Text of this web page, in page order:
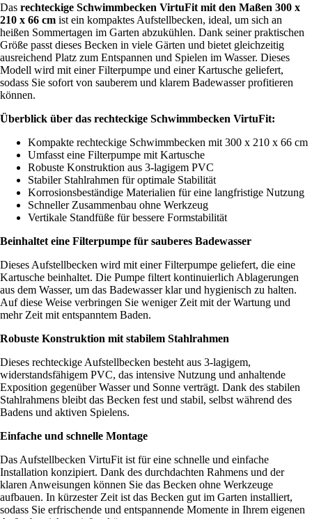
Das rechteckige Schwimmbecken VirtuFit mit den Maßen 300 x
210 x 66 cm ist ein kompaktes Aufstellbecken, ideal, um sich an
heißen Sommertagen im Garten abzukühlen. Dank seiner praktischen
Größe passt dieses Becken in viele Gärten und bietet gleichzeitig
ausreichend Platz zum Entspannen und Spielen im Wasser. Dieses
Modell wird mit einer Filterpumpe und einer Kartusche geliefert,
sodass Sie sofort von sauberem und klarem Badewasser profitieren
können.
Überblick über das rechteckige Schwimmbecken VirtuFit:
Kompakte rechteckige Schwimmbecken mit 300 x 210 x 66 cm
Umfasst eine Filterpumpe mit Kartusche
Robuste Konstruktion aus 3-lagigem PVC
Stabiler Stahlrahmen für optimale Stabilität
Korrosionsbeständige Materialien für eine langfristige Nutzung
Schneller Zusammenbau ohne Werkzeug
Vertikale Standfüße für bessere Formstabilität
Beinhaltet eine Filterpumpe für sauberes Badewasser
Dieses Aufstellbecken wird mit einer Filterpumpe geliefert, die eine
Kartusche beinhaltet. Die Pumpe filtert kontinuierlich Ablagerungen
aus dem Wasser, um das Badewasser klar und hygienisch zu halten.
Auf diese Weise verbringen Sie weniger Zeit mit der Wartung und
mehr Zeit mit entspanntem Baden.
Robuste Konstruktion mit stabilem Stahlrahmen
Dieses rechteckige Aufstellbecken besteht aus 3-lagigem,
widerstandsfähigem PVC, das intensive Nutzung und anhaltende
Exposition gegenüber Wasser und Sonne verträgt. Dank des stabilen
Stahlrahmens bleibt das Becken fest und stabil, selbst während des
Badens und aktiven Spielens.
Einfache und schnelle Montage
Das Aufstellbecken VirtuFit ist für eine schnelle und einfache
Installation konzipiert. Dank des durchdachten Rahmens und der
klaren Anweisungen können Sie das Becken ohne Werkzeuge
aufbauen. In kürzester Zeit ist das Becken gut im Garten installiert,
sodass Sie erfrischende und entspannende Momente in Ihrem eigenen